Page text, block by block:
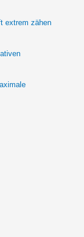
extrem zähen